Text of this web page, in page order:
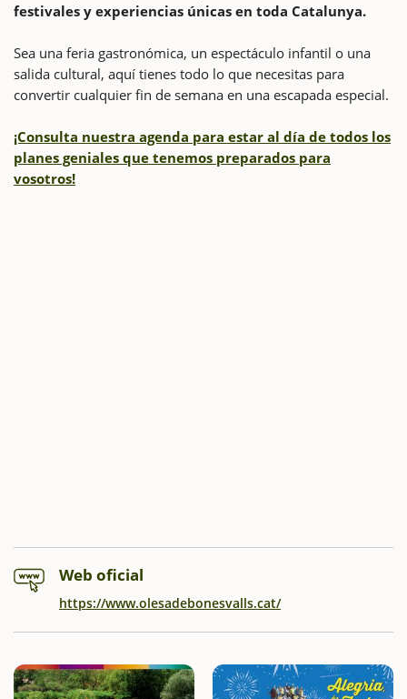
festivales y experiencias únicas en toda Catalunya.
Sea una feria gastronómica, un espectáculo infantil o una
salida cultural, aquí tienes todo lo que necesitas para
convertir cualquier fin de semana en una escapada especial.
¡Consulta nuestra agenda para estar al día de todos los
planes geniales que tenemos preparados para
vosotros!
Web oficial
https://www.olesadebonesvalls.cat/